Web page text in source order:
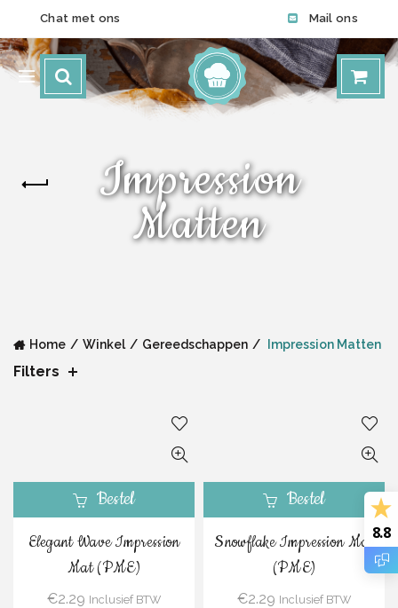
Chat met ons Mail ons
Impression
Matten
Home Winkel Gereedschappen Impression Matten
Filters
Bestel
Elegant Wave Impression
Mat (PME)
€2.29 Inclusief BTW
Bestel
Snowflake Impression Mat
(PME)
€2.29 Inclusief BTW
8.8